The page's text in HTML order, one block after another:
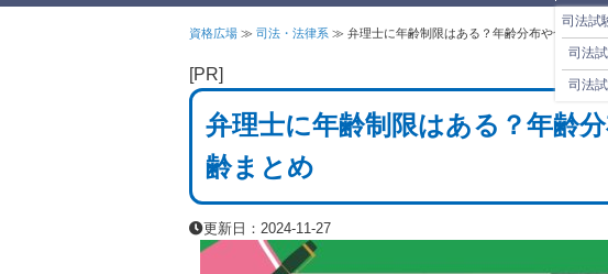
司法試
司法
司法
資格広場 ≫ 司法・法律系 ≫ 弁理士に年齢制限はある？年齢分布や合格者・
[PR]
弁理士に年齢制限はある？年齢
齢まとめ
更新日：2024-11-27